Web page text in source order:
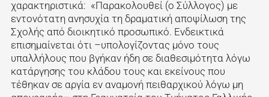
χαρακτηριστικά: «Παρακολουθεί (ο Σύλλογος) με
εντονότατη ανησυχία τη δραματική αποψίλωση της
Σχολής από διοικητικό προσωπικό. Ενδεικτικά
επισημαίνεται ότι –υπολογίζοντας μόνο τους
υπαλλήλους που βγήκαν ήδη σε διαθεσιμότητα λόγω
κατάργησης του κλάδου τους και εκείνους που
τέθηκαν σε αργία εν αναμονή πειθαρχικού λόγω μη